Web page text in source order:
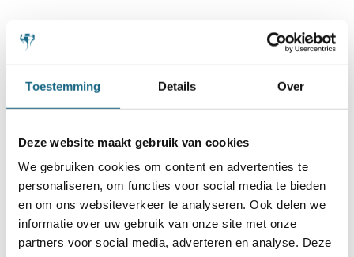
Toestemming Details Over
Deze website maakt gebruik van cookies
We gebruiken cookies om content en advertenties te
personaliseren, om functies voor social media te bieden
en om ons websiteverkeer te analyseren. Ook delen we
informatie over uw gebruik van onze site met onze
partners voor social media, adverteren en analyse. Deze
gemaakt door: